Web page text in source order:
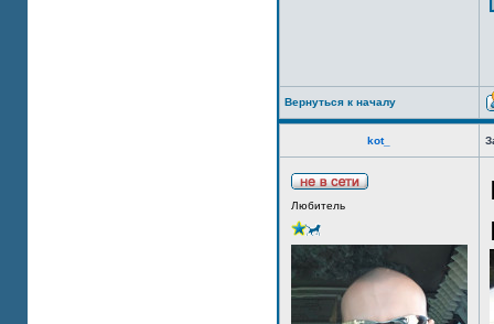
Вернуться к началу
kot_
Любитель